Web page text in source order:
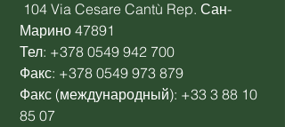
104 Via Cesare Cantù Rep. Сан-
Марино 47891
Тел: +378 0549 942 700
Факс: +378 0549 973 879
Факс (международный): +33 3 88 10
85 07